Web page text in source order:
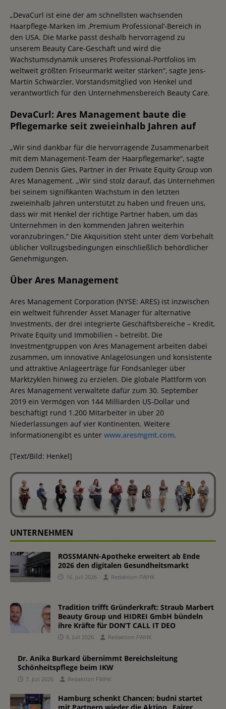
„DevaCurl ist eine der am schnellsten wachsenden
Haarpflege-Marken im ‚Premium Professional‘-Bereich in
den USA. Die Marke passt deshalb hervorragend zu
unserem Beauty Care-Geschäft und wird die
Wachstumsdynamik unseres Professional-Portfolios im
weltweit größten Friseurmarkt weiter stärken“, sagte Jens-
Martin Schwärzler, Vorstandsmitglied von Henkel und
verantwortlich für den Unternehmensbereich Beauty Care.
DevaCurl: Ares Management baute die
Pflegemarke seit zweieinhalb Jahren auf
„Wir sind dankbar für die hervorragende Zusammenarbeit
mit dem Management-Team der Haarpflegemarke“, sagte
zudem Dennis Gies, Partner in der Private Equity Group von
Ares Management. „Wir sind stolz darauf, das Unternehmen
bei seinem signifikanten Wachstum in den letzten
zweieinhalb Jahren unterstützt zu haben und freuen uns,
dass wir mit Henkel der richtige Partner haben, um das
Unternehmen in den kommenden Jahren weiterhin
voranzubringen.“ Die Akquisition steht unter dem Vorbehalt
üblicher Vollzugsbedingungen einschließlich behördlicher
Genehmigungen.
Über Ares Management
Ares Management Corporation (NYSE: ARES) ist inzwischen
ein weltweit führender Asset Manager für alternative
Investments, der drei integrierte Geschäftsbereiche – Kredit,
Private Equity und Immobilien – betreibt. Die
Investmentgruppen von Ares Management arbeiten dabei
zusammen, um innovative Anlagelösungen und konsistente
und attraktive Anlageerträge für Fondsanleger über
Marktzyklen hinweg zu erzielen. Die globale Plattform von
Ares Management verwaltete dafür zum 30. September
2019 ein Vermögen von 144 Milliarden US-Dollar und
beschäftigt rund 1.200 Mitarbeiter in über 20
Niederlassungen auf vier Kontinenten. Weitere
Informationengibt es unter www.aresmgmt.com.
[Text/Bild: Henkel]
UNTERNEHMEN
ROSSMANN-Apotheke erweitert ab Ende
2026 den digitalen Gesundheitsmarkt
16. Juli 2026 Redaktion FWHK
Tradition trifft Gründerkraft: Straub Marbert
Beauty Group und HIDREI GmbH bündeln
ihre Kräfte für DON’T CALL IT DEO
8. Juli 2026 Redaktion FWHK
Dr. Anika Burkard übernimmt Bereichsleitung
Schönheitspflege beim IKW
7. Juli 2026 Redaktion FWHK
Hamburg schenkt Chancen: budni startet